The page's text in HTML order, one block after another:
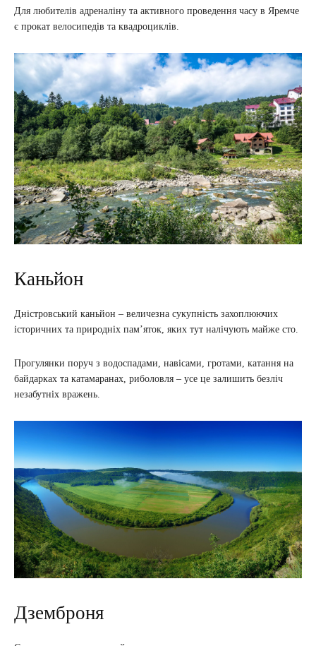
Для любителів адреналіну та активного проведення часу в Яремче
є прокат велосипедів та квадроциклів.
Каньйон
Дністровський каньйон – величезна сукупність захоплюючих
історичних та природніх пам’яток, яких тут налічують майже сто.
Прогулянки поруч з водоспадами, навісами, гротами, катання на
байдарках та катамаранах, риболовля – усе це залишить безліч
незабутніх вражень.
Дземброня